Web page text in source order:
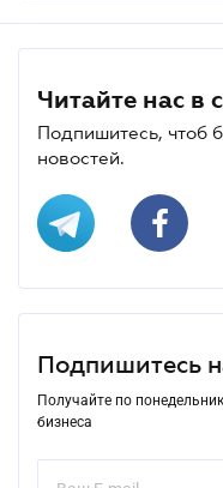
Читайте нас в
Подпишитесь, чтоб
новостей.
Подпишитесь
Получайте по
бизнеса